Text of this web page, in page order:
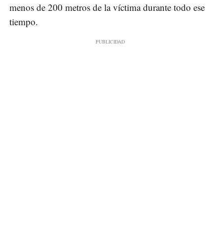
menos de 200 metros de la víctima durante todo ese
tiempo.